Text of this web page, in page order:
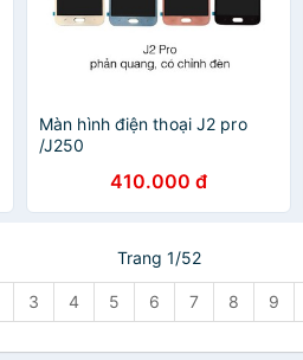
Màn hình điện thoại J2 pro
/J250
410.000 đ
Trang 1/52
3 4 5 6 7 8 9